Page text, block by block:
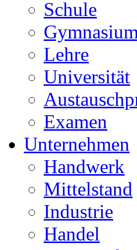
Schule
Lehre
Universität
Examen
Unternehmen
Handwerk
Mittelstand
Industrie
Handel